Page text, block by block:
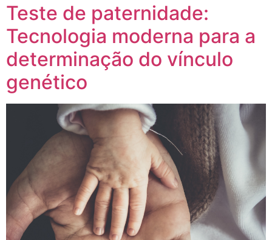
Teste de paternidade:
Tecnologia moderna para a
determinação do vínculo
genético